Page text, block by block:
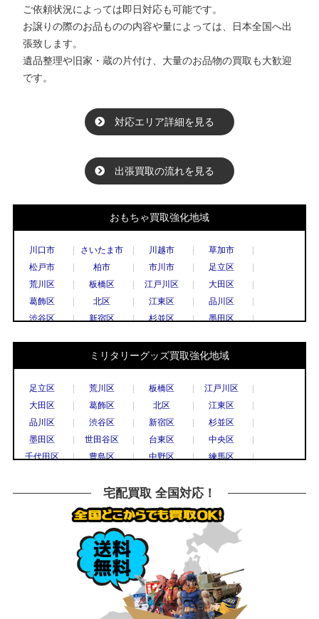
ご依頼状況によっては即日対応も可能です。
お譲りの際のお品ものの内容や量によっては、日本全国へ出
張致します。
遺品整理や旧家・蔵の片付け、大量のお品物の買取も大歓迎
です。
対応エリア詳細を見る
出張買取の流れを見る
おもちゃ買取強化地域
川口市 さいたま市 川越市
草加市
松戸市
柏市 市川市
足立区
荒川区
板橋区 江戸川区
大田区
葛飾区
北区 江東区
品川区
渋谷区
新宿区 杉並区
墨田区
中野区 練馬区
文京区
港区
目黒区 国立市
小金井市
国分寺市
小平市 立川市
調布市
西東京市
八王子市 東村山市
日野市
府中市
三鷹市 武蔵野市
上尾市
春日部市
久喜市 熊谷市
越谷市
秩父市
所沢市 戸田市
新座市
鎌倉市 川崎市
相模原市
横須賀市 横浜市
宇都宮市
高崎市 前橋市
古河市
水戸市
ミリタリーグッズ買取強化地域
足立区 荒川区 板橋区
江戸川区
大田区
葛飾区 北区
江東区
品川区
渋谷区 新宿区
杉並区
墨田区
世田谷区 台東区
中央区
千代田区
豊島区 中野区
練馬区
横浜市
川崎市 川口市
越谷市
戸田市 さいたま市
所沢市
市川市 柏市
松戸市
高崎市 小山市
宅配買取 全国対応！